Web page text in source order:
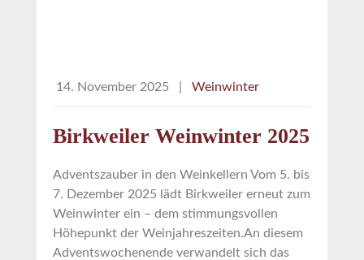
14. November 2025 Weinwinter
Birkweiler Weinwinter 2025
Adventszauber in den Weinkellern Vom 5. bis
7. Dezember 2025 lädt Birkweiler erneut zum
Weinwinter ein – dem stimmungsvollen
Höhepunkt der Weinjahreszeiten.An diesem
Adventswochenende verwandelt sich das